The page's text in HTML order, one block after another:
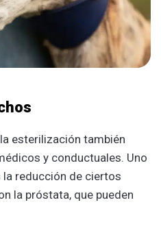
esterilización también
y conductuales. Uno
reducción de ciertos
la próstata, que pueden